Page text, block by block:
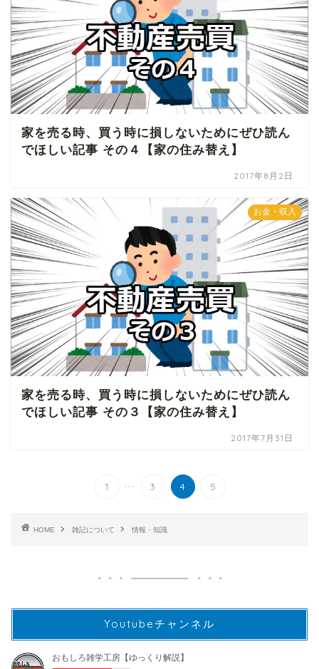
家を売る時、買う時に損しないためにぜひ読ん
でほしい記事 その４【家の住み替え】
2017年8月2日
お金・収入
家を売る時、買う時に損しないためにぜひ読ん
でほしい記事 その３【家の住み替え】
2017年7月31日
1 ... 3 4 5
HOME 雑記について 情報・知識
Youtubeチャンネル